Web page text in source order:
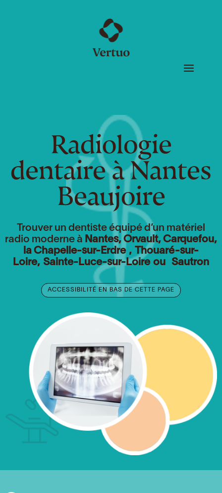
Radiologie
dentaire à Nantes
Beaujoire
Trouver un dentiste équipé d’un matériel
radio moderne à Nantes, Orvault, Carquefou,
a Chapelle-sur-Erdre ,
Thouaré-sur-
Loire, Sainte-Luce-sur-Loireou Sautron
ACCESSIBILITÉ EN BAS DE CETTE PAGE